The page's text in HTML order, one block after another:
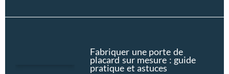
Fabriquer une porte de
placard sur mesure : guide
pratique et astuces